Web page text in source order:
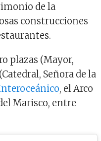
de la
construcciones
plazas (Mayor,
Señora de la
, el Arco
Marisco, entre